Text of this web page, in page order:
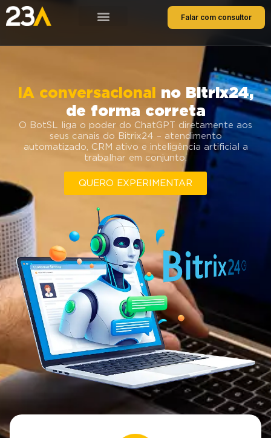
Falar com consultor
IA conversacional no Bitrix24,
de forma correta
O BotSL liga o poder do ChatGPT diretamente aos
seus canais do Bitrix24 – atendimento
automatizado, CRM ativo e inteligência artificial a
trabalhar em conjunto.
QUERO EXPERIMENTAR